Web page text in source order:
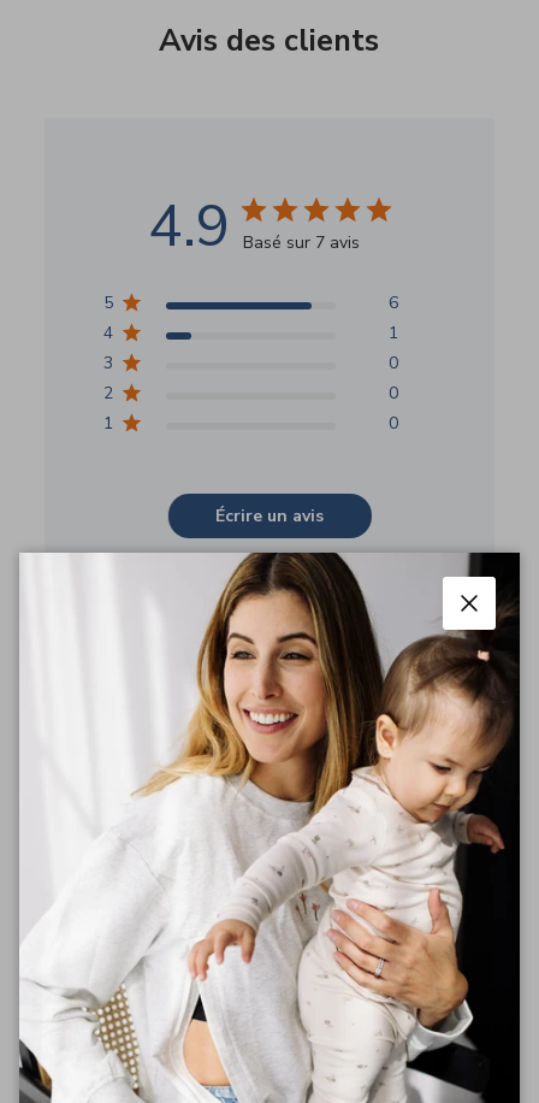
Avis des clients
4.9 Basé sur 7 avis
4
1
3
0
2
0
1
0
Écrire un avis
Rechercher
des
avis
Filtres
Trier par : Plus récent
Oversize, j’adore. Confortable et de bonne
qualité.
Acheteur vérifié
Date
de
publication
11/02/26
Cette critique a-t-elle été utile?
0
0
Le chandail est fait assez grand, mais hyper
confortable. Super pratique pour
Fermer